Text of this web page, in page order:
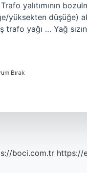
yalıtımının
yüksekten düşüğe)
trafo yağı … Yağ
Bırak
boci.com.tr https://